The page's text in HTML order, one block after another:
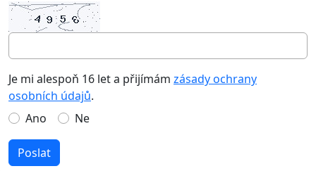
Je mi alespoň 16 let a přijímám zásady ochrany
osobních údajů.
Ano
Ne
Poslat